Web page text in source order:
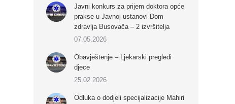
Javni konkurs za prijem doktora opće
prakse u Javnoj ustanovi Dom
zdravlja Busovača – 2 izvršitelja
07.05.2026
Obavještenje – Ljekarski pregledi
djece
25.02.2026
Odluka o dodjeli specijalizacije Mahiri